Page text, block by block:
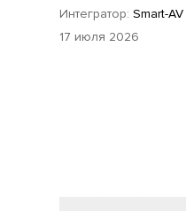
Интегратор: Smart-AV
17 июля 2026